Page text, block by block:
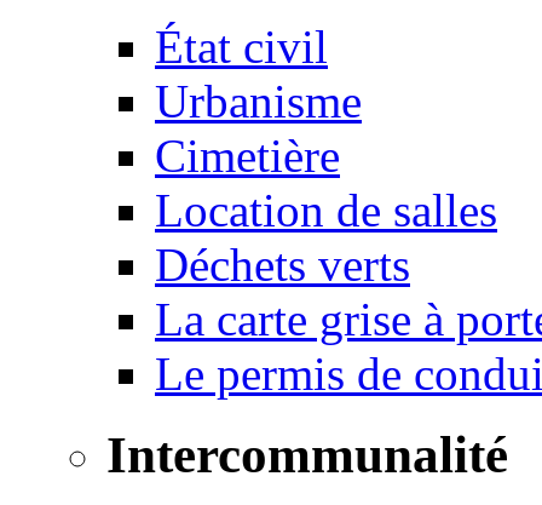
État civil
Urbanisme
Cimetière
Location de salles
Déchets verts
La carte grise à
Le permis de
Intercommunalité